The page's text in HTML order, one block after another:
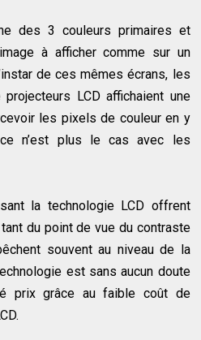
des 3 couleurs primaires et
à afficher comme sur un
de ces mêmes écrans, les
LCD affichaient une
les pixels de couleur en y
n’est plus le cas avec les
la technologie LCD offrent
du point de vue du contraste
souvent au niveau de la
est sans aucun doute
prix grâce au faible coût de